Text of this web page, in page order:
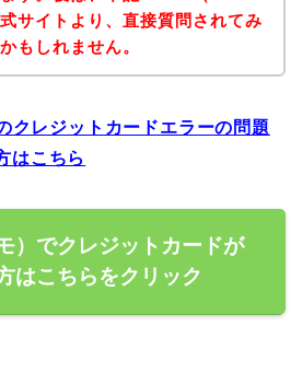
サイトより、直接質問されてみ
もしれません。
クレジットカードエラーの問題
はこちら
）でクレジットカードが
はこちらをクリック